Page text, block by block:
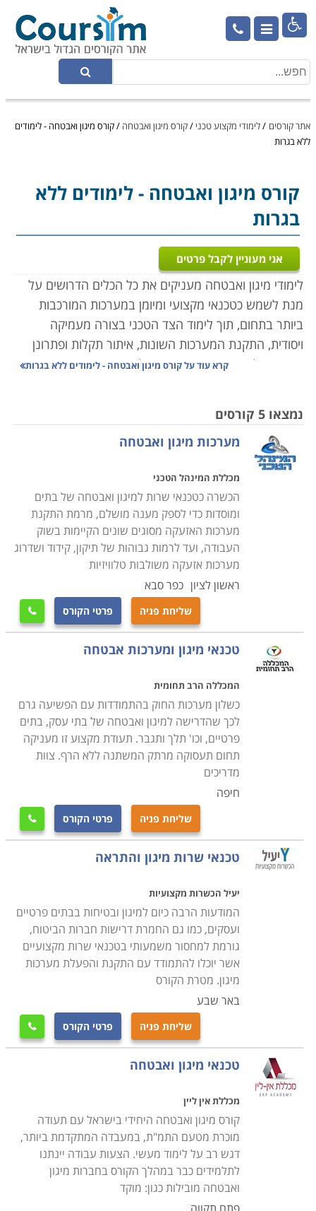

אתר קורסים /לימודי מקצוע טכני /קורס מיגון ואבטחה /קורס מיגון ואבטחה - לימודים
ללא בגרות
קורס מיגון ואבטחה - לימודים ללא
בגרות
אני מעוניין לקבל פרטים
לימודי מיגון ואבטחה מעניקים את כל הכלים הדרושים על
מנת לשמש כטכנאי מקצועי ומיומן במערכות המורכבות
ביותר בתחום, תוך לימוד הצד הטכני בצורה מעמיקה
ויסודית, התקנת המערכות השונות, איתור תקלות ופתרונן
באופן יעיל ואפקטיבי. במסגרת הלימודים יועברו שיעורים
במערכת המיגון או האבטחה,
האינטרקום, התקנה לבתים חכמים, כאשר בנוסף לידע
התיאורטי יועברו שיעורים מעשיים אשר יאפשרו התנסות
בכל מערכת באופן מקצועי.
הלימודים בקורס מיגון ואבטחה מכשירים לקראת אחד
המקצועות המובילים והמבוקשים, שכן כיום כמעט בכל חנות
או בית פרטי קיימת מערכת מעגל סגור, המאבטחת מפני
חדירה של פורצים, גנבים ואף מאפשרת בזמן אמת להפעיל
את כוחות האבטחה לטיפול בחדירה של גורמים בלתי
הקורס אינו דורש כל ידע מוקדם, מדובר בקורס הנערך
כשישה חודשים, ביום לימודים אחד בבוקר או ביומיים בשעות
הערב, בהתאם לתכנית מוסד הלימודים, כאשר ניתן לשלב
את הלימודים עם העבודה הקיימת, ורק בסיום הקורס, עם
קבלת התעודה המקצועית להשתלב באחת החברות בתחום
או לחילופין להקים עסק עצמאי ולסלול דרך לקראת קריירה
רווחית ומצליחה.
קיימים מספר מוסדות לימוד בהם ניתן ללמוד קורס זה, כאשר
בחלקם קיים אף מערך השמה אשר מסייע לתלמידים למצוא
משרה מתאימה לאחר שהם מסיימים את כל מטלות הקורס,
שכן, אחד הדברים החשובים הוא להתחיל לעבוד מיד עם
קבלת התעודה, ליישם את כל מה שנלמד ולקבל ניסיון
מקצועי בתחום.
קורס מיגון ואבטחה נלמד במסגרת תכנית לימודים גמישה,
כאשר חשוב לוודא מראש כי מדובר במוסד לימודים אמין
ומקצועי וכי התעודה המתקבלת בסיום הקורס הינה מוכרת
בחברות המובילות בתחום, שכן מדובר בהשקעה של זמן
קרא עוד עלקורס מיגון ואבטחה - לימודים ללא בגרות
נמצאו 5 קורסים
מערכות מיגון ואבטחה
מכללת המינהל הטכני
הכשרה כטכנאי שרות למיגון ואבטחה של בתים
ומוסדות כדי לספק מענה מושלם, מרמת התקנת
מערכות האזעקה מסוגים שונים הקיימות בשוק
העבודה, ועד לרמות גבוהות של תיקון, קידוד ושדרוג
מערכות אזעקה משולבות טלוויזיות
ראשון לציון כפר סבא
שליחת פניה פרטי הקורס 
טכנאי מיגון ומערכות אבטחה
המכללה הרב תחומית
כשלון מערכות החוק בהתמודדות עם הפשיעה גרם
לכך שהדרישה למיגון ואבטחה של בתי עסק, בתים
פרטיים, וכו' תלך ותגבר. תעודת מקצוע זו מעניקה
תחום תעסוקה מרתק המשתנה ללא הרף. צוות
מדריכים
חיפה
שליחת פניה פרטי הקורס 
טכנאי שרות מיגון והתראה
יעיל הכשרות מקצועיות
המודעות הרבה כיום למיגון ובטיחות בבתים פרטיים
ועסקים, כמו גם החמרת דרישות חברות הביטוח,
גורמת למחסור משמעותי בטכנאי שרות מקצועיים
אשר יוכלו להתמודד עם התקנת והפעלת מערכות
מיגון. מטרת הקורס
באר שבע
שליחת פניה פרטי הקורס 
טכנאי מיגון ואבטחה
מכללת אין ליין
קורס מיגון ואבטחה היחידי בישראל עם תעודה
מוכרת מטעם התמ"ת, במעבדה המתקדמת ביותר,
דגש רב על לימוד מעשי. הצעות עבודה יינתנו
לתלמידים כבר במהלך הקורס בחברות מיגון
ואבטחה מובילות כגון: מוקד